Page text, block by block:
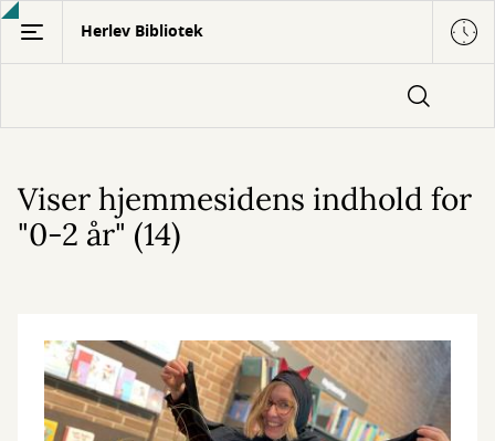
Gå
hovedindhold
Herlev Bibliotek
Viser hjemmesidens indhold for
"0-2 år" (14)